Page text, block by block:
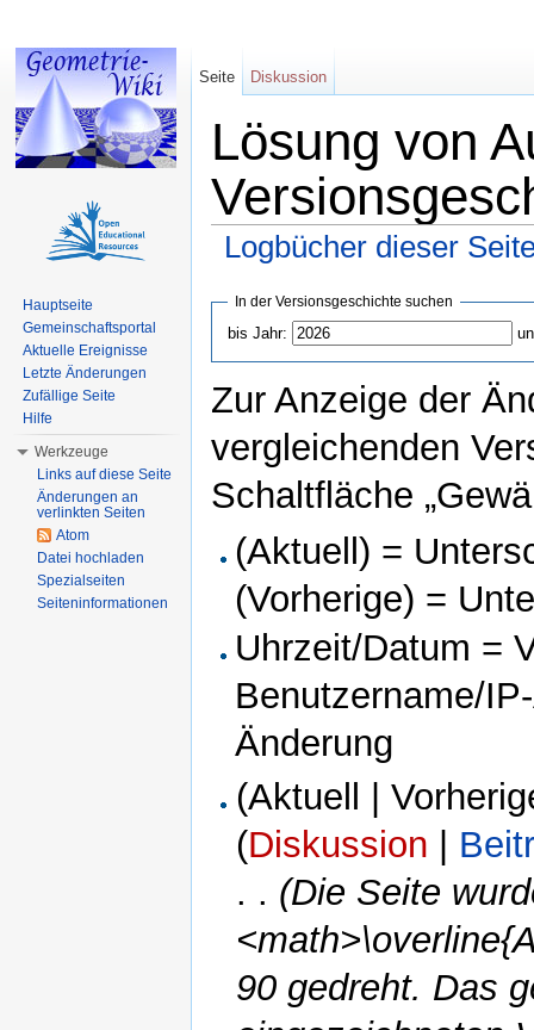
Lösung von
Logbücher dieser
In der Versionsgeschichte suchen
bis Jahr:
Zur Anzeige der
vergleichenden
Schaltfläche
(Aktuell) =
(Vorherige) =
Uhrzeit/Datum =
Benutzername/
Änderung
(Aktuell |
(Diskussion
. . (Die Seite
90 gedreht. Das
Seite Diskussion
Hauptseite
Gemeinschaftsportal
Aktuelle Ereignisse
Letzte Änderungen
Zufällige Seite
Hilfe
Werkzeuge
Links auf diese Seite
Änderungen an
verlinkten Seiten
Atom
Datei hochladen
Spezialseiten
Seiteninformationen